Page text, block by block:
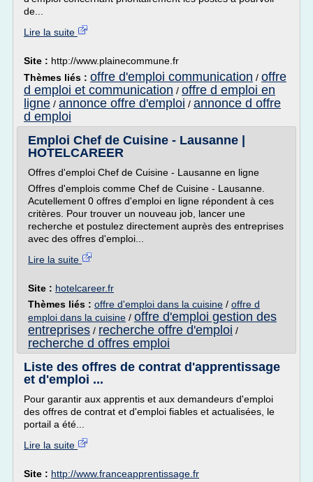
de...
Lire la suite
Site : http://www.plainecommune.fr
Thèmes liés : offre d'emploi communication / offre
d emploi et communication / offre d emploi en
ligne / annonce offre d'emploi / annonce d offre
d emploi
Emploi Chef de Cuisine - Lausanne |
HOTELCAREER
Offres d'emploi Chef de Cuisine - Lausanne en ligne
Offres d'emplois comme Chef de Cuisine - Lausanne.
Acutellement 0 offres d'emploi en ligne répondent à ces
critères. Pour trouver un nouveau job, lancer une
recherche et postulez directement auprès des entreprises
avec des offres d'emploi...
Lire la suite
Site : hotelcareer.fr
Thèmes liés : offre d'emploi dans la cuisine / offre d
emploi dans la cuisine / offre d'emploi gestion des
entreprises / recherche offre d'emploi /
recherche d offres emploi
Liste des offres de contrat d'apprentissage
et d'emploi ...
Pour garantir aux apprentis et aux demandeurs d'emploi
des offres de contrat et d'emploi fiables et actualisées, le
portail a été...
Lire la suite
Site : http://www.franceapprentissage.fr